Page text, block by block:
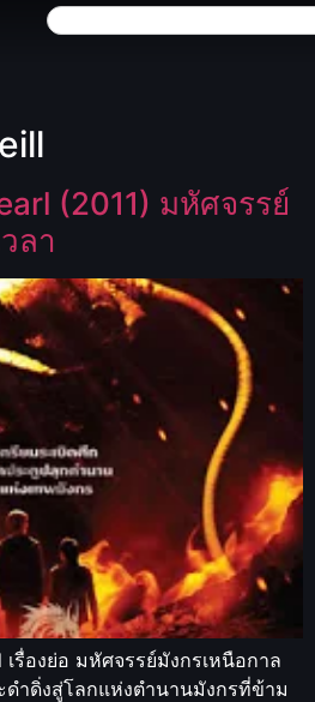
(2011) มหัศจรรย์
ลา
รื่องย่อ มหัศจรรย์มังกรเหนือกาล
ำดิ่งสู่โลกแห่งตำนานมังกรที่ข้าม